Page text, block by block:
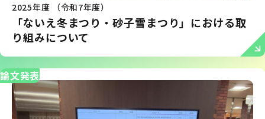
2025年度 （令和7年度）
「ないえ冬まつり・砂子雪まつり」における取
り組みについて
論文発表